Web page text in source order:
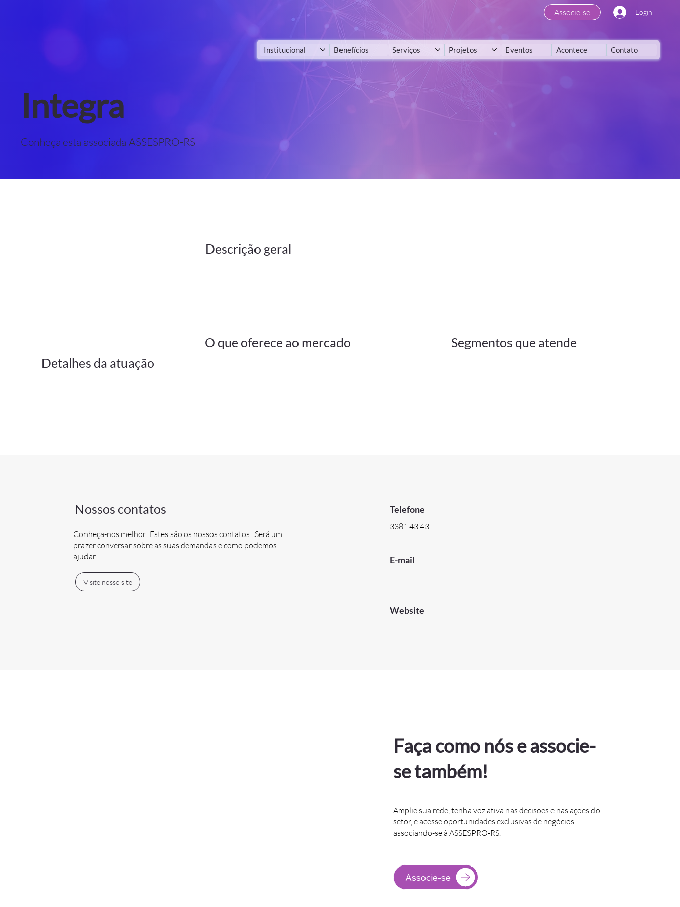
Associe-se Login
Institucional Benefícios Serviços Projetos Eventos Acontece Contato
Descrição geral
Detalhes da atuação
O que oferece ao mercado Segmentos que atende
Integra
Conheça esta associada ASSESPRO-RS
Nossos contatos
Conheça-nos melhor. Estes são os nossos contatos. Será um
prazer conversar sobre as suas demandas e como podemos
ajudar.
Visite nosso site
Telefone
3381.43.43
E-mail
Website
Faça como nós e associe-
se também!
Amplie sua rede, tenha voz ativa nas decisões e nas ações do
setor, e acesse oportunidades exclusivas de negócios
associando-se à ASSESPRO-RS.
Associe-se